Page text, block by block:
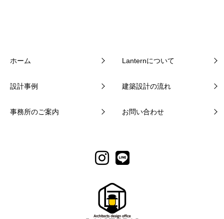
ホーム Lanternについて
設計事例 建築設計の流れ
事務所のご案内 お問い合わせ